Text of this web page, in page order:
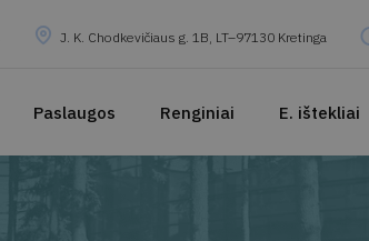
J. K. Chodkevičiaus g. 1B, LT–97130 Kretinga
Paslaugos Renginiai E. ištekliai